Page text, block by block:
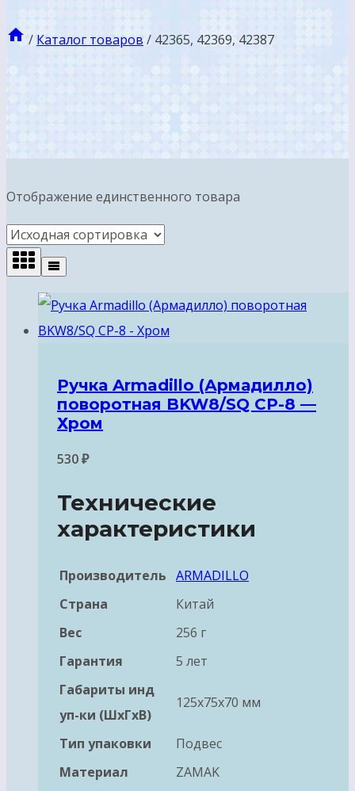
/ Каталог товаров / 42365, 42369, 42387
Отображение единственного товара
Ручка Armadillo (Армадилло)
поворотная BKW8/SQ CP-8 —
Хром
530₽
Технические
характеристики
Производитель ARMADILLO
Страна
Китай
Вес
256 г
Гарантия
5 лет
Габариты инд
уп-ки (ШхГхВ)
125x75x70 мм
Тип упаковки
Подвес
Материал
ZAMAK